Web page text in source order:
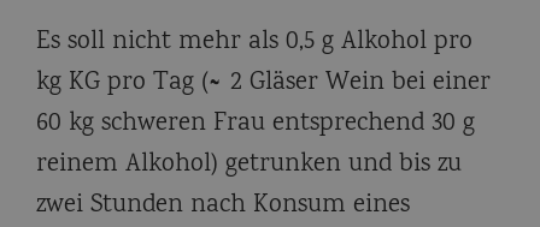
Es soll nicht mehr als 0,5 g Alkohol pro
kg KG pro Tag (≈ 2 Gläser Wein bei einer
60 kg schweren Frau entsprechend 30 g
reinem Alkohol) getrunken und bis zu
zwei Stunden nach Konsum eines